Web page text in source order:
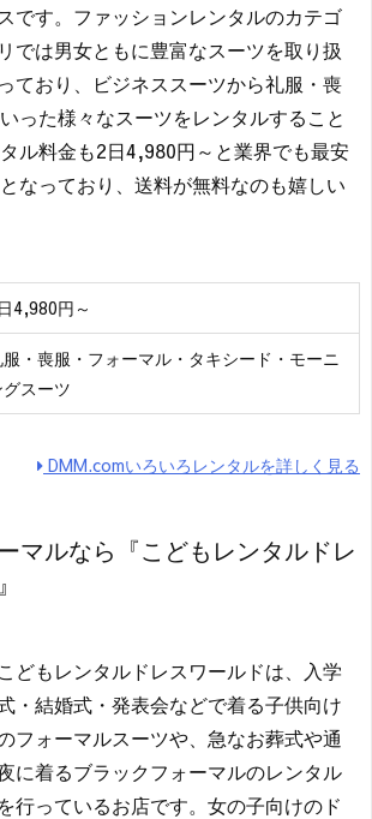
スです。ファッションレンタルのカテゴ
リでは男女ともに豊富なスーツを取り扱
っており、ビジネススーツから礼服・喪
った様々なスーツをレンタルすること
ル料金も2日4,980円～と業界でも最安
なっており、送料が無料なのも嬉しい
4,980円～
・喪服・フォーマル・タキシード・モーニ
グスーツ
DMM.comいろいろレンタルを詳しく見る
マルなら『こどもレンタルドレ
こどもレンタルドレスワールドは、入学
・結婚式・発表会などで着る子供向け
フォーマルスーツや、急なお葬式や通
に着るブラックフォーマルのレンタル
を行っているお店です。女の子向けのド